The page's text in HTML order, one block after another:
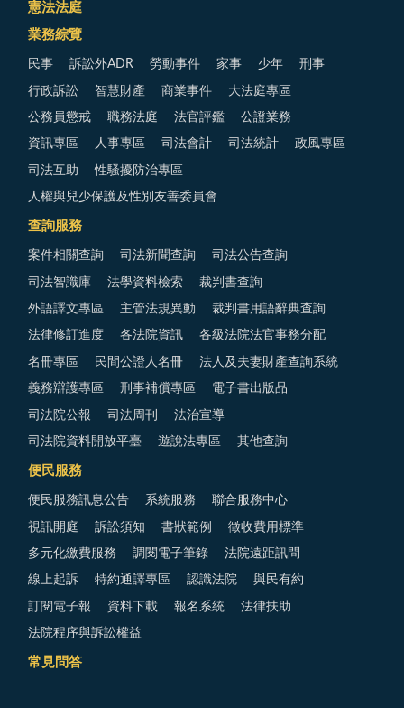
憲法法庭
業務綜覽
民事 訴訟外ADR 勞動事件 家事 少年 刑事
行政訴訟 智慧財產 商業事件 大法庭專區
公務員懲戒 職務法庭 法官評鑑 公證業務
資訊專區 人事專區 司法會計 司法統計 政風專區
司法互助 性騷擾防治專區
人權與兒少保護及性別友善委員會
查詢服務
案件相關查詢 司法新聞查詢 司法公告查詢
司法智識庫 法學資料檢索 裁判書查詢
外語譯文專區 主管法規異動 裁判書用語辭典查詢
法律修訂進度 各法院資訊 各級法院法官事務分配
名冊專區 民間公證人名冊 法人及夫妻財產查詢系統
義務辯護專區 刑事補償專區 電子書出版品
司法院公報 司法周刊 法治宣導
司法院資料開放平臺 遊說法專區 其他查詢
便民服務
便民服務訊息公告 系統服務 聯合服務中心
視訊開庭 訴訟須知 書狀範例 徵收費用標準
多元化繳費服務 調閱電子筆錄 法院遠距訊問
線上起訴 特約通譯專區 認識法院 與民有約
訂閱電子報 資料下載 報名系統 法律扶助
法院程序與訴訟權益
常見問答